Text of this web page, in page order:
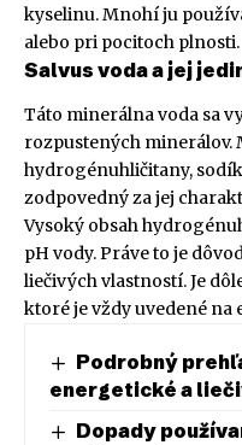
kyselinu. Mnohí ju
alebo pri pocitoch plnosti.
Salvus voda a jej
Táto minerálna voda sa
rozpustených minerálov.
hydrogénuhličitany,
zodpovedný za jej
Vysoký obsah
pH vody. Práve to je
liečivých vlastností. Je
ktoré je vždy uvedené na
Podrobný
energetické a
Dopady